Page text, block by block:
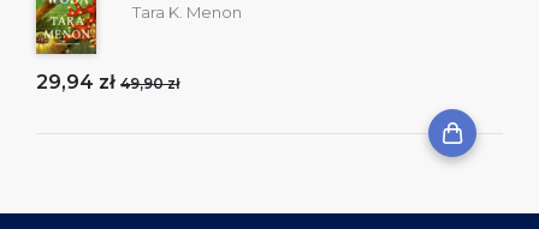
Tara K. Menon
29,94 zł 49,90 zł